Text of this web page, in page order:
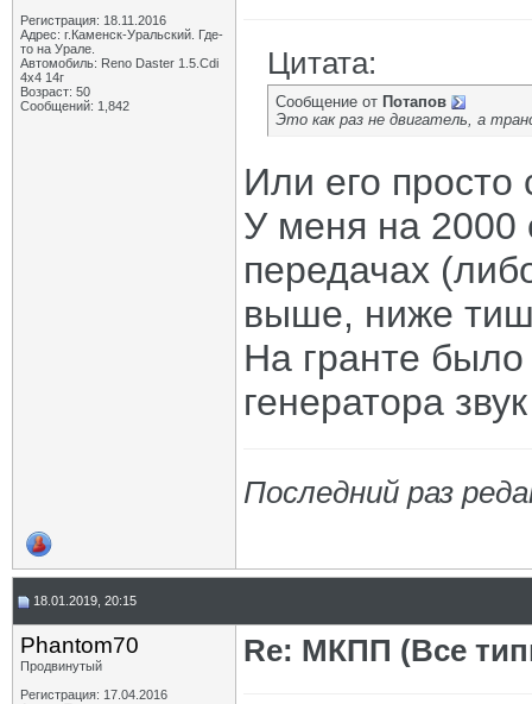
Регистрация: 18.11.2016
Адрес: г.Каменск-Уральский. Где-
то на Урале.
Автомобиль: Reno Daster 1.5.Cdi
4х4 14г
Возраст: 50
Сообщений: 1,842
Цитата:
Сообщение от Потапов
Это как раз не двигатель, а
Или его
У меня на 2000
передачах
выше, ниже
На гранте
генератора
Последний раз
18.01.2019, 20:15
Phantom70
Продвинутый
Регистрация: 17.04.2016
Re: МКПП (Все